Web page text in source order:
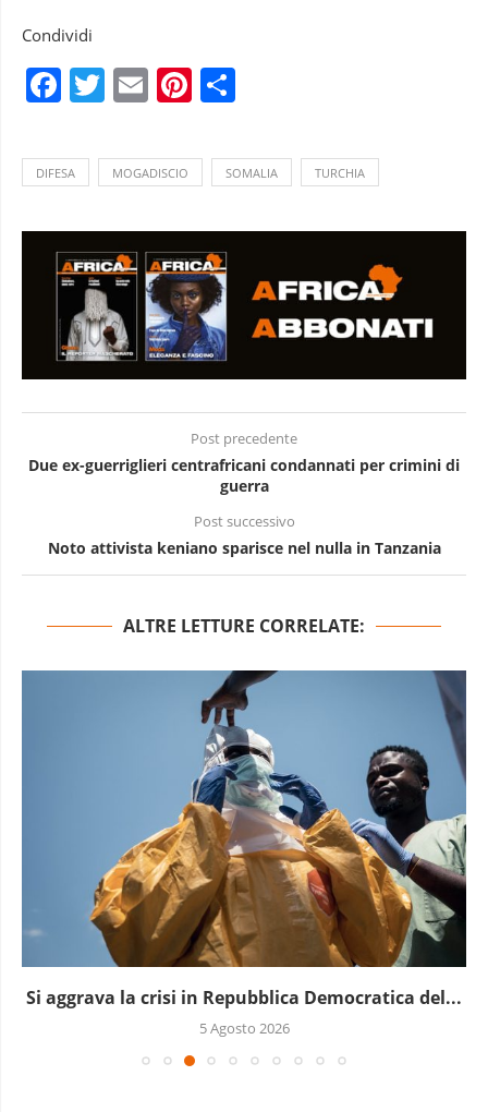
Condividi
Facebook
Twitter
EmailPinterest
DIFESA MOGADISCIO SOMALIA TURCHIA
Post precedente
Due ex-guerriglieri centrafricani condannati per crimini di
guerra
Post successivo
Noto attivista keniano sparisce nel nulla in Tanzania
ALTRE LETTURE CORRELATE:
Si aggrava la crisi in Repubblica Democratica del...
5 Agosto 2026